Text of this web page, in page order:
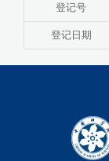
登记号
登记日期